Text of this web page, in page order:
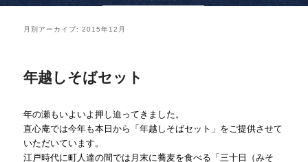
月別アーカイブ:2015年12月
年越しそばセット
年の瀬もいよいよ押し迫ってきました。
直心庵では今年も本日から「年越しそばセット」をご提供させて
いただいています。
江戸時代に町人達の間では月末に蕎麦を食べる「三十日（みそ